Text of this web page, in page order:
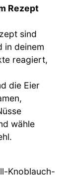
Rezept
sind
in deinem
reagiert,
die Eier
wähle
Knoblauch-